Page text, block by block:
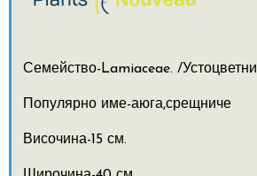
Семейство-Lamiaceae. /Устоцветни
Популярно име-аюга,срещниче
Височина-15 см.